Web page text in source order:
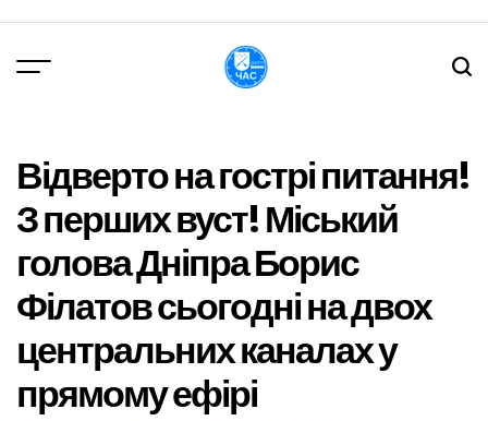
вмісту
Відверто на гострі питання!
З перших вуст! Міський
голова Дніпра Борис
Філатов сьогодні на двох
центральних каналах у
прямому ефірі